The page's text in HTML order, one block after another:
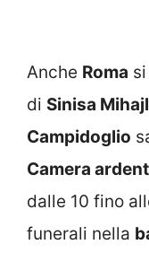
Anche Roma
di Sinisa
Campidoglio
Camera
dalle 10 fino
funerali nella